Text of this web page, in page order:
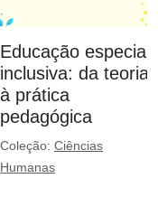
Educação especial
inclusiva: da teoria
à prática
pedagógica
Coleção: Ciências
Humanas